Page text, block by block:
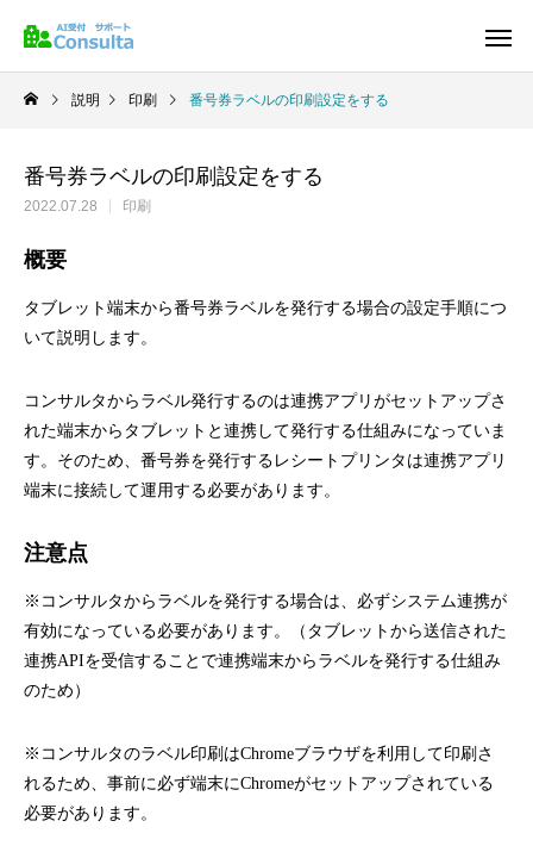
説明 印刷 番号券ラベルの印刷設定をする
番号券ラベルの印刷設定をする
2022.07.28 印刷
概要
タブレット端末から番号券ラベルを発行する場合の設定手順につ
いて説明します。
コンサルタからラベル発行するのは連携アプリがセットアップさ
れた端末からタブレットと連携して発行する仕組みになっていま
す。そのため、番号券を発行するレシートプリンタは連携アプリ
端末に接続して運用する必要があります。
注意点
※コンサルタからラベルを発行する場合は、必ずシステム連携が
有効になっている必要があります。（タブレットから送信された
連携APIを受信することで連携端末からラベルを発行する仕組み
のため）
※コンサルタのラベル印刷はChromeブラウザを利用して印刷さ
れるため、事前に必ず端末にChromeがセットアップされている
必要があります。